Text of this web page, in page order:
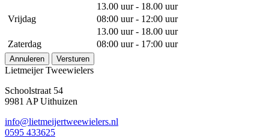
13.00 uur - 18.00 uur
Vrijdag
08:00 uur - 12:00 uur
13.00 uur - 18.00 uur
Zaterdag
08:00 uur - 17:00 uur
Annuleren Versturen
Lietmeijer Tweewielers
Schoolstraat 54
9981 AP Uithuizen
info@lietmeijertweewielers.nl
0595 433625